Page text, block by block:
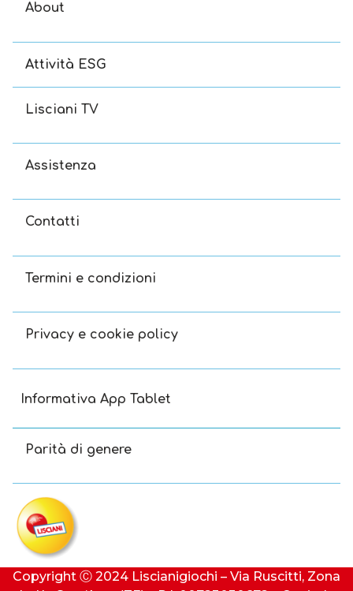
About
Attività ESG
Lisciani TV
Assistenza
Contatti
Termini e condizioni
Privacy e cookie policy
Informativa App Tablet
Parità di genere
Copyright Ⓒ 2024 Liscianigiochi – Via Ruscitti, Zona